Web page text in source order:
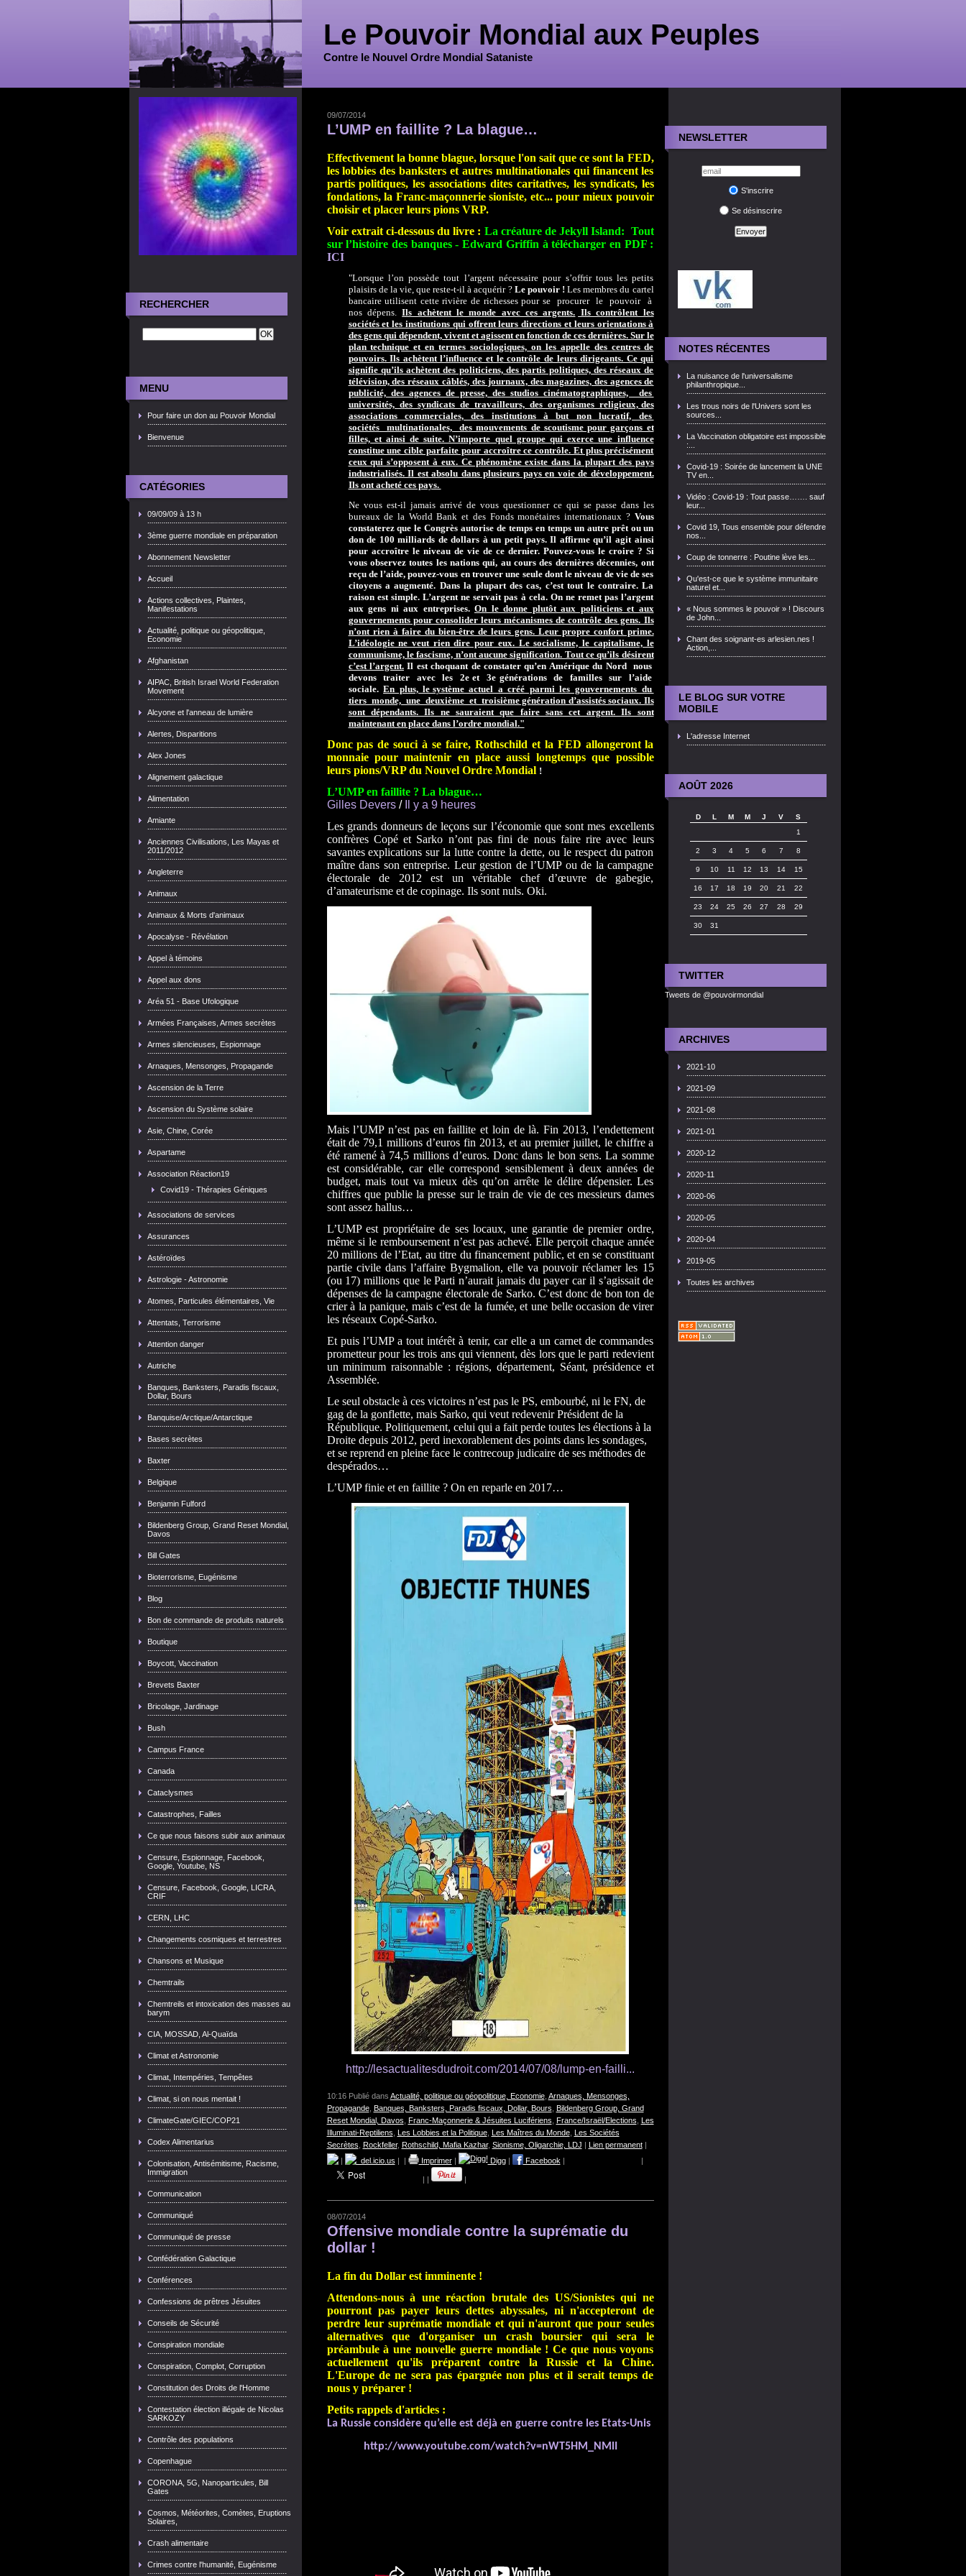
Le Pouvoir Mondial aux Peuples
Contre le Nouvel Ordre Mondial Sataniste
RECHERCHER
MENU
Pour faire un don au Pouvoir Mondial
Bienvenue
CATÉGORIES
09/09/09 à 13 h
3ème guerre mondiale en préparation
Abonnement Newsletter
Accueil
Actions collectives, Plaintes,
Manifestations
Actualité, politique ou géopolitique,
Economie
Afghanistan
AIPAC, British Israel World Federation
Movement
Alcyone et l'anneau de lumière
Alertes, Disparitions
Alex Jones
Alignement galactique
Alimentation
Amiante
Anciennes Civilisations, Les Mayas et
2011/2012
Angleterre
Animaux
Animaux & Morts d'animaux
Apocalyse - Révélation
Appel à témoins
Appel aux dons
Aréa 51 - Base Ufologique
Armées Françaises, Armes secrètes
Armes silencieuses, Espionnage
Arnaques, Mensonges, Propagande
Ascension de la Terre
Ascension du Système solaire
Asie, Chine, Corée
Aspartame
Association Réaction19
Covid19 - Thérapies Géniques
Associations de services
Assurances
Astéroïdes
Astrologie - Astronomie
Atomes, Particules élémentaires, Vie
Attentats, Terrorisme
Attention danger
Autriche
Banques, Banksters, Paradis fiscaux,
Dollar, Bours
Banquise/Arctique/Antarctique
Bases secrètes
Baxter
Belgique
Benjamin Fulford
Bildenberg Group, Grand Reset Mondial,
Davos
Bill Gates
Bioterrorisme, Eugénisme
Blog
Bon de commande de produits naturels
Boutique
Boycott, Vaccination
Brevets Baxter
Bricolage, Jardinage
Bush
Campus France
Canada
Cataclysmes
Catastrophes, Failles
Ce que nous faisons subir aux animaux
Censure, Espionnage, Facebook,
Google, Youtube, NS
Censure, Facebook, Google, LICRA,
CRIF
CERN, LHC
Changements cosmiques et terrestres
Chansons et Musique
Chemtrails
Chemtreils et intoxication des masses au
barym
CIA, MOSSAD, Al-Quaïda
Climat et Astronomie
Climat, Intempéries, Tempêtes
Climat, si on nous mentait !
ClimateGate/GIEC/COP21
Codex Alimentarius
Colonisation, Antisémitisme, Racisme,
Immigration
Communication
Communiqué
Communiqué de presse
Confédération Galactique
Conférences
Confessions de prêtres Jésuites
Conseils de Sécurité
Conspiration mondiale
Conspiration, Complot, Corruption
Constitution des Droits de l'Homme
Contestation élection illégale de Nicolas
SARKOZY
Contrôle des populations
Copenhague
CORONA, 5G, Nanoparticules, Bill
Gates
Cosmos, Météorites, Comètes, Eruptions
Solaires,
Crash alimentaire
Crimes contre l'humanité, Eugénisme
NEWSLETTER
S'inscrire
Se désinscrire
NOTES RÉCENTES
La nuisance de l'universalisme
philanthropique...
Les trous noirs de l'Univers sont les
sources...
La Vaccination obligatoire est impossible
:...
Covid-19 : Soirée de lancement la UNE
TV en...
Vidéo : Covid-19 : Tout passe……. sauf
leur...
Covid 19, Tous ensemble pour défendre
nos...
Coup de tonnerre : Poutine lève les...
Qu'est-ce que le système immunitaire
naturel et...
« Nous sommes le pouvoir » ! Discours
de John...
Chant des soignant-es arlesien.nes !
Action,...
LE BLOG SUR VOTRE
MOBILE
L'adresse Internet
AOÛT 2026
D L M M J V
S
1
2 3 4 5 6 7 8
9 10 11 12 13 14 15
16 17 18 19 20 21 22
23 24 25 26 27 28 29
30 31
TWITTER
Tweets de @pouvoirmondial
ARCHIVES
2021-10
2021-09
2021-08
2021-01
2020-12
2020-11
2020-06
2020-05
2020-04
2019-05
Toutes les archives
09/07/2014
L’UMP en faillite ? La blague…
Effectivement la bonne blague, lorsque l'on sait que ce sont la FED,
les lobbies des banksters et autres multinationales qui financent les
partis politiques, les associations dites caritatives, les syndicats, les
fondations, la Franc-maçonnerie sioniste, etc... pour mieux pouvoir
choisir et placer leurs pions VRP.
Voir extrait ci-dessous du livre : La créature de Jekyll Island: Tout
sur l’histoire des banques - Edward Griffin à télécharger en PDF :
ICI
"Lorsque l’on possède tout l’argent nécessaire pour s’offrir tous les petits
plaisirs de la vie, que reste-t-il à acquérir ?Le pouvoir ! Les membres du cartel
bancaire utilisent cette rivière de richesses pour se procurer le pouvoir à
nos dépens.Ils achètent le monde avec ces argents. Ils contrôlent les
sociétés et les institutions qui offrent leurs directions et leurs orientations à
des gens qui dépendent, vivent et agissent en fonction de ces dernières. Sur le
plan technique et en termes sociologiques, on les appelle des centres de
pouvoirs. Ils achètent l’influence et le contrôle de leurs dirigeants. Ce qui
signifie qu’ils achètent des politiciens, des partis politiques, des réseaux de
télévision, des réseaux câblés, des journaux, des magazines, des agences de
publicité, des agences de presse, des studios cinématographiques, des
universités, des syndicats de travailleurs, des organismes religieux, des
associations commerciales, des institutions à but non lucratif, des
sociétés multinationales, des mouvements de scoutisme pour garçons et
filles, et ainsi de suite. N’importe quel groupe qui exerce une influence
constitue une cible parfaite pour accroître ce contrôle. Et plus précisément
ceux qui s’opposent à eux. Ce phénomène existe dans la plupart des pays
industrialisés. Il est absolu dans plusieurs pays en voie de développement.
Ils ont acheté ces pays.
Ne vous est-il jamais arrivé de vous questionner ce qui se passe dans les
bureaux de la World Bank et des Fonds monétaires internationaux ?Vous
constaterez que le Congrès autorise de temps en temps un autre prêt ou un
don de 100 milliards de dollars à un petit pays. Il affirme qu’il agit ainsi
pour accroître le niveau de vie de ce dernier. Pouvez-vous le croire ? Si
vous observez toutes les nations qui, au cours des dernières décennies, ont
reçu de l’aide, pouvez-vous en trouver une seule dont le niveau de vie de ses
citoyens a augmenté. Dans la plupart des cas, c’est tout le contraire. La
raison est simple. L’argent ne servait pas à cela. On ne remet pas l’argent
aux gens ni aux entreprises. On le donne plutôt aux politiciens et aux
gouvernements pour consolider leurs mécanismes de contrôle des gens. Ils
n’ont rien à faire du bien-être de leurs gens. Leur propre confort prime.
L’idéologie ne veut rien dire pour eux. Le socialisme, le capitalisme, le
communisme, le fascisme, n’ont aucune signification. Tout ce qu’ils désirent
c’est l’argent.Il est choquant de constater qu’en Amérique du Nord nous
devons traiter avec les 2e et 3e générations de familles sur l’aide
sociale.En plus, le système actuel a créé parmi les gouvernements du
tiers monde, une deuxième et troisième génération d’assistés sociaux. Ils
sont dépendants. Ils ne sauraient que faire sans cet argent. Ils sont
maintenant en place dans l’ordre mondial."
Donc pas de souci à se faire, Rothschild et la FED allongeront la
monnaie pour maintenir en place aussi longtemps que possible
leurs pions/VRP du Nouvel Ordre Mondial !
L’UMP en faillite ? La blague…
Gilles Devers/
Il y a 9 heures
Les grands donneurs de leçons sur l’économie que sont mes excellents
confrères Copé et Sarko n’ont pas fini de nous faire rire avec leurs
savantes explications sur la lutte contre la dette, ou le respect du patron
maître dans son entreprise. Leur gestion de l’UMP ou de la campagne
électorale de 2012 est un véritable chef d’œuvre de gabegie,
d’amateurisme et de copinage. Ils sont nuls. Oki.
Mais l’UMP n’est pas en faillite et loin de là. Fin 2013, l’endettement
était de 79,1 millions d’euros fin 2013, et au premier juillet, le chiffre a
été ramené à 74,5 millions d’euros. Donc dans le bon sens. La somme
est considérable, car elle correspond sensiblement à deux années de
budget, mais tout va mieux dès qu’on arrête le délire dépensier. Les
chiffres que publie la presse sur le train de vie de ces messieurs dames
sont assez hallus…
L’UMP est propriétaire de ses locaux, une garantie de premier ordre,
même si le remboursement n’est pas achevé. Elle perçoit chaque année
20 millions de l’Etat, au titre du financement public, et en se constituant
partie civile dans l’affaire Bygmalion, elle va pouvoir réclamer les 15
(ou 17) millions que le Parti n’aurait jamais du payer car il s’agissait de
dépenses de la campagne électorale de Sarko. C’est donc de bon ton de
crier à la panique, mais c’est de la fumée, et une belle occasion de virer
les réseaux Copé-Sarko.
Et puis l’UMP a tout intérêt à tenir, car elle a un carnet de commandes
prometteur pour les trois ans qui viennent, dès lors que le parti redevient
un minimum raisonnable : régions, département, Séant, présidence et
Assemblée.
Le seul obstacle à ces victoires n’est pas le PS, embourbé, ni le FN, de
gag de la gonflette, mais Sarko, qui veut redevenir Président de la
République. Politiquement, celui qui a fait perde toutes les élections à la
Droite depuis 2012, perd inexorablement des points dans les sondages,
et se reprend en pleine face le contrecoup judicaire de ses méthodes de
despérados…
L’UMP finie et en faillite ? On en reparle en 2017…
http://lesactualitesdudroit.com/2014/07/08/lump-en-failli...
10:16 Publié dans Actualité, politique ou géopolitique, Economie, Arnaques, Mensonges,
Propagande, Banques, Banksters, Paradis fiscaux, Dollar, Bours Bildenberg Group, Grand
Reset Mondial, Davos Franc-Maçonnerie & Jésuites Lucifériens France/Israël/Elections Les
Illuminati-Reptiliens Les Lobbies et la Politique, Les Maîtres du Monde, Les Sociétés
Secrètes Rockfeller, Rothschild, Mafia Kazhar, Sionisme, Oligarchie, LDJ | Lien permanent|
|
del.icio.us | | Imprimer| Digg| Facebook | |
| | |
08/07/2014
Offensive mondiale contre la suprématie du
dollar !
La fin du Dollar est imminente !
Attendons-nous à une réaction brutale des US/Sionistes qui ne
pourront pas payer leurs dettes abyssales, ni n'accepteront de
perdre leur suprématie mondiale et qui n'auront que pour seules
alternatives que d'organiser un crash boursier qui sera le
préambule à une nouvelle guerre mondiale ! Ce que nous voyons
actuellement qu'ils préparent contre la Russie et la Chine.
L'Europe de ne sera pas épargnée non plus et il serait temps de
nous y préparer !
Petits rappels d'articles :
La Russie considère qu’elle est déjà en guerre contre les Etats-Unis
http://www.youtube.com/watch?v=nWT5HM_NMlI